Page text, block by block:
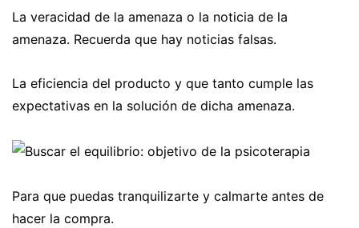
La veracidad de la amenaza o la noticia de la
amenaza. Recuerda que hay noticias falsas.
La eficiencia del producto y que tanto cumple las
expectativas en la solución de dicha amenaza.
Para que puedas tranquilizarte y calmarte antes de
hacer la compra.